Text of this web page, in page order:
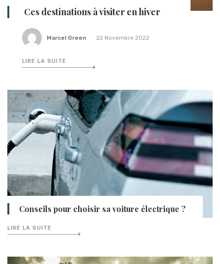
Ces destinations à visiter en hiver
Marcel Green 22 Novembre 2022
LIRE LA SUITE
Conseils pour choisir sa voiture électrique ?
LIRE LA SUITE